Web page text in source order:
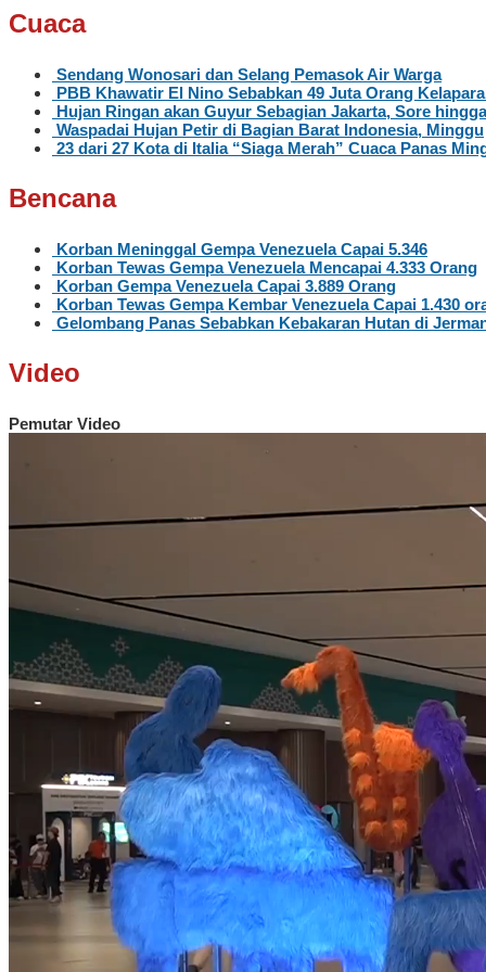
Cuaca
Sendang Wonosari dan Selang Pemasok Air Warga
PBB Khawatir El Nino Sebabkan 49 Juta Orang
Hujan Ringan akan Guyur Sebagian Jakarta, Sore
Waspadai Hujan Petir di Bagian Barat Indonesia, Minggu
23 dari 27 Kota di Italia “Siaga Merah” Cuaca Panas
Bencana
Korban Meninggal Gempa Venezuela Capai 5.346
Korban Tewas Gempa Venezuela Mencapai 4.333 Orang
Korban Gempa Venezuela Capai 3.889 Orang
Korban Tewas Gempa Kembar Venezuela Capai 1.430
Gelombang Panas Sebabkan Kebakaran Hutan di
Video
Pemutar Video